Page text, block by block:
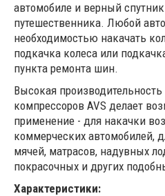
автомобиле и верный
путешественника. Любой
необходимостью накачать
подкачка колеса или
пункта ремонта шин.
Высокая
компрессоров AVS делает
применение - для накачки
коммерческих автомобилей,
мячей, матрасов, надувных
покрасочных и других
Характеристики: